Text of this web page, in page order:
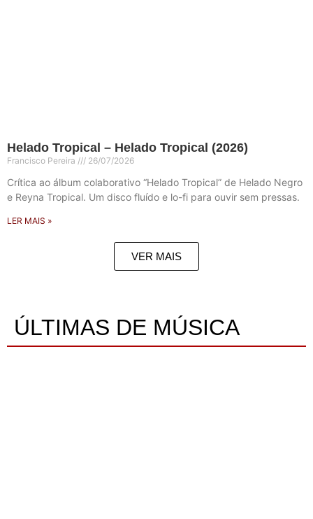
Helado Tropical – Helado Tropical (2026)
Francisco Pereira 26/07/2026
Crítica ao álbum colaborativo “Helado Tropical” de Helado Negro
e Reyna Tropical. Um disco fluído e lo-fi para ouvir sem pressas.
LER MAIS »
VER MAIS
ÚLTIMAS DE MÚSICA